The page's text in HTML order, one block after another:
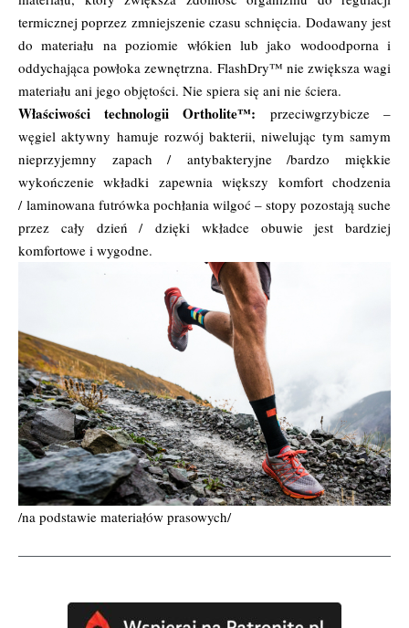
termicznej poprzez zmniejszenie czasu schnięcia. Dodawany jest
do materiału na poziomie włókien lub jako wodoodporna i
oddychająca powłoka zewnętrzna. FlashDry™ nie zwiększa wagi
materiału ani jego objętości. Nie spiera się ani nie ściera.
Właściwości technologii Ortholite™: przeciwgrzybicze –
węgiel aktywny hamuje rozwój bakterii, niwelując tym samym
nieprzyjemny zapach / antybakteryjne /bardzo miękkie
wykończenie wkładki zapewnia większy komfort chodzenia
/ laminowana futrówka pochłania wilgoć – stopy pozostają suche
przez cały dzień / dzięki wkładce obuwie jest bardziej
komfortowe i wygodne.
/na podstawie materiałów prasowych/